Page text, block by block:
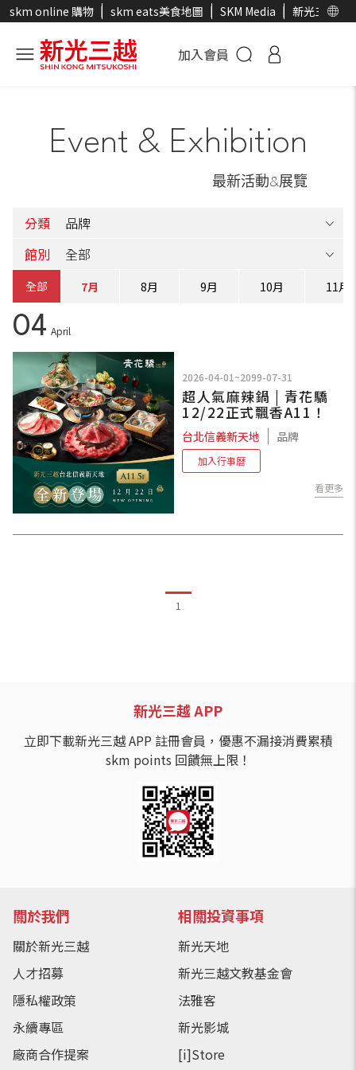
skm online 購物 skm eats美食地圖 SKM Media 新光三越官
加入會員
Event & Exhibition
最新活動&展覽
分類
館別
全部
6月 7月 8月 9月 10月 11月
04 April
2026-04-01~2099-07-31
超人氣麻辣鍋 | 青花驕
12/22正式飄香A11！
台北信義新天地 品牌
加入行事曆
看更多
1
新光三越 APP
立即下載新光三越 APP 註冊會員，優惠不漏接消費累積
skm points 回饋無上限！
關於我們
關於新光三越
人才招募
隱私權政策
永續專區
廠商合作提案
相關投資事項
新光天地
新光三越文教基金會
法雅客
新光影城
[i]Store